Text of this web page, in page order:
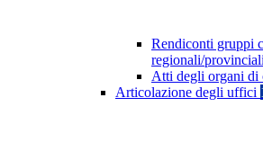
Rendiconti gruppi
regionali/provinciali
Atti degli organi di
Articolazione degli uffici